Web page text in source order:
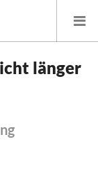
länger